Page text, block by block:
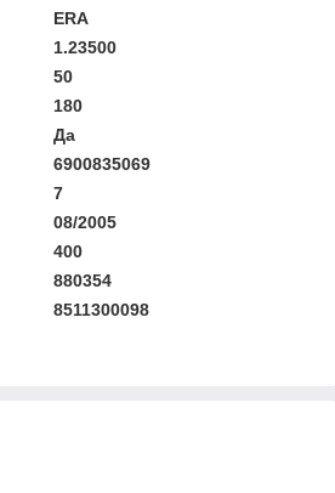
ERA
1.23500
50
180
Да
6900835069
7
08/2005
400
880354
8511300098